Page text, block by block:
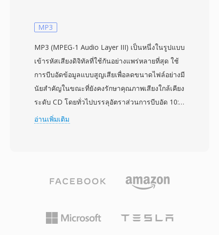
คืนข้อผิดพลาดได้ดีขึ้นระหว่างการเล่นจากแผ่น
ซิงโครไนซ์เมื่อต้องจัดการกับความเร็วในการอ่านที่
ผันแปรซึ่งเป็นลักษณะเฉพาะของสื่อแบบแผ่น
M2TS รองรับตัวแปลงสัญญาณวิดีโอหลักของ Blu-
ray ได้แก่ H.264/AVC, MPEG-2 และ VC-1 ควบคู่
กับรูปแบบเสียง เช่น Dolby TrueHD, DTS-HD
Master Audio และ LPCM สำหรับเสียงเซอร์ราวด์
และขั้นตอนการผลิตวิดีโอ ไฟล์ M2TS รักษาตัวบ่งชี้
บท สตรีมคำบรรยาย และข้อมูลเมนูแบบโต้ตอบ
น่าเชื่อถือและการรองรับตัวแปลงสัญญาณคุณภาพ
MP3
MP3 (MPEG-1 Audio Layer III) เป็นหนึ่งในรูปแบบ
เข้ารหัสเสียงดิจิทัลที่ใช้กันอย่างแพร่หลายที่สุด ใช้
การบีบอัดข้อมูลแบบสูญเสียเพื่อลดขนาดไฟล์อย่างมี
นัยสำคัญในขณะที่ยังคงรักษาคุณภาพเสียงใกล้เคียง
ระดับ CD โดยทั่วไปบรรลุอัตราส่วนการบีบอัด 10:1
พัฒนาโดย Fraunhofer Society ร่วมกับนัก
kbps ให้ผู้ใช้สร้างสมดุลระหว่างขนาดไฟล์และ
ความเข้ากันได้กับอุปกรณ์อย่างกว้างขวาง และ
ขนาดไฟล์ที่เล็กทำให้ MP3 เป็นแรงขับเคลื่อนเบื้อง
อ่านเพิ่มเติม